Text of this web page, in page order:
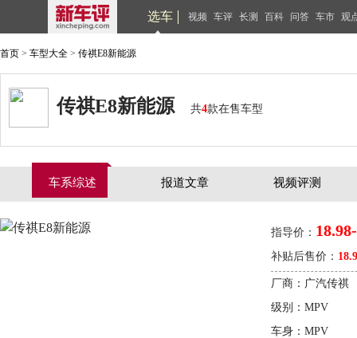
选车 视频 车评 长测 百科 问答 车市 观
首页 > 车型大全 > 传祺E8新能源
传祺E8新能源 共4款在售车型
车系综述 报道文章 视频评测
指导价：
补贴后售价：
厂商：广汽传祺
级别：MPV
车身：MPV